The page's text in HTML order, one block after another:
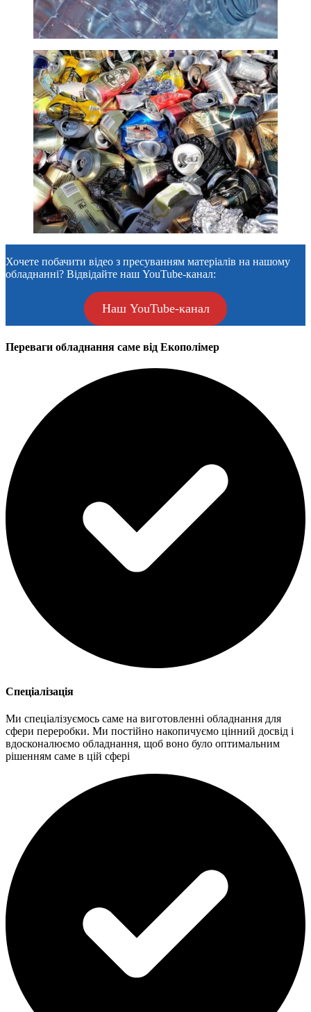
Хочете побачити відео з пресуванням матеріалів на нашому
обладнанні? Відвідайте наш YouTube-канал:
Наш YouTube-канал
Переваги обладнання саме від Екополімер
Спеціалізація
Ми спеціалізуємось саме на виготовленні обладнання для
сфери переробки. Ми постійно накопичуємо цінний досвід і
вдосконалюємо обладнання, щоб воно було оптимальним
рішенням саме в цій сфері